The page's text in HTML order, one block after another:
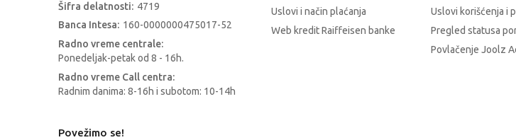
Šifra delatnosti: 4719
Banca Intesa: 160-0000000475017-52
Radno vreme centrale:
Ponedeljak-petak od 8 - 16h.
Radno vreme Call centra:
Radnim danima: 8-16h i subotom: 10-14h
Uslovi i način plaćanja
Web kredit Raiffeisen banke
Uslovi korišćenja i
Pregled statusa
Povlačenje Joolz
Povežimo se!